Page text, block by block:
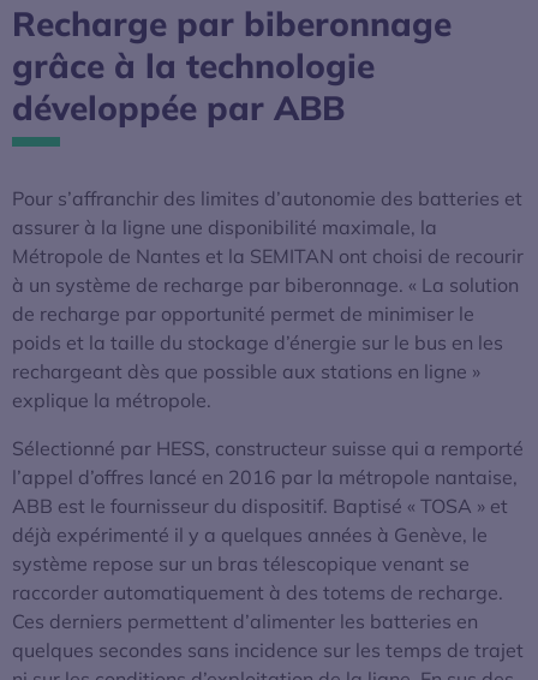
Recharge par biberonnage
grâce à la technologie
développée par ABB
Pour s’affranchir des limites d’autonomie des batteries et
assurer à la ligne une disponibilité maximale, la
Métropole de Nantes et la SEMITAN ont choisi de recourir
à un système de recharge par biberonnage. « La solution
de recharge par opportunité permet de minimiser le
poids et la taille du stockage d’énergie sur le bus en les
rechargeant dès que possible aux stations en ligne »
explique la métropole.
Sélectionné par HESS, constructeur suisse qui a remporté
l’appel d’offres lancé en 2016 par la métropole nantaise,
ABB est le fournisseur du dispositif. Baptisé « TOSA » et
déjà expérimenté il y a quelques années à Genève, le
système repose sur un bras télescopique venant se
raccorder automatiquement à des totems de recharge.
Ces derniers permettent d’alimenter les batteries en
quelques secondes sans incidence sur les temps de trajet